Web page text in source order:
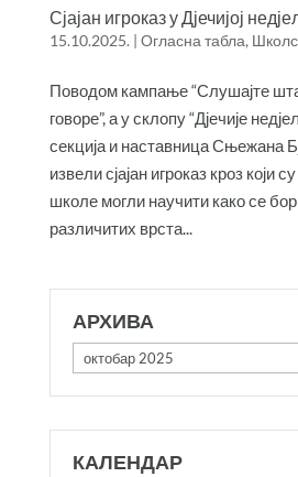
Сјајан игроказ у Дјечијој
15.10.2025. | Огласна табла,
Поводом кампање “Слушајте
говоре”, а у склопу “Дјечије
секција и наставница Сњежана
извели сјајан игроказ кроз који
школе могли научити како се
различитих врста...
АРХИВА
Архива
КАЛЕНДАР